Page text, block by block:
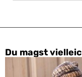
Du magst